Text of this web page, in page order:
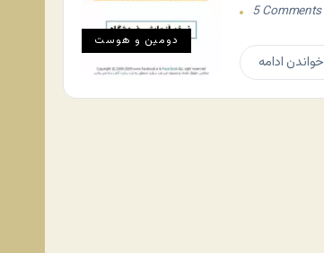
دومين و هوست
5 Comments
خواندن ادامه